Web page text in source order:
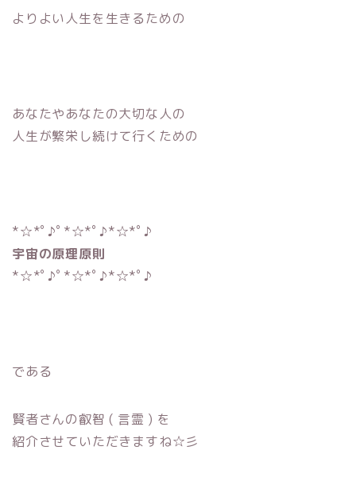
よりよい人生を生きるための
あなたやあなたの大切な人の
人生が繁栄し続けて行くための
*☆*ﾟ♪ﾟ*☆*ﾟ♪*☆*ﾟ♪
宇宙の原理原則
*☆*ﾟ♪ﾟ*☆*ﾟ♪*☆*ﾟ♪
である
賢者さんの叡智 ( 言霊 ) を
紹介させていただきますね☆彡